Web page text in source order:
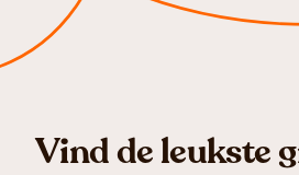
Vind de leukste